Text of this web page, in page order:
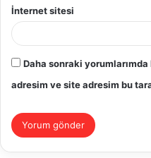
İnternet sitesi
Daha sonraki
adresim ve site adresim bu